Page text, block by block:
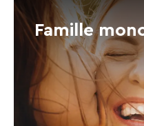
Famille